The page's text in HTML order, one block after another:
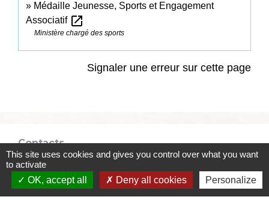
Médaille Jeunesse, Sports et Engagement
Associatif open_in_new
Ministère chargé des sports
Signaler une erreur sur cette page
Contacts
Commune de Coëtmieux
3, rue de la Mairie
22400 Coëtmieux - FRANCE
This site uses cookies and gives you control over what you want
to activate
OK, accept all
Deny all cookies Personalize